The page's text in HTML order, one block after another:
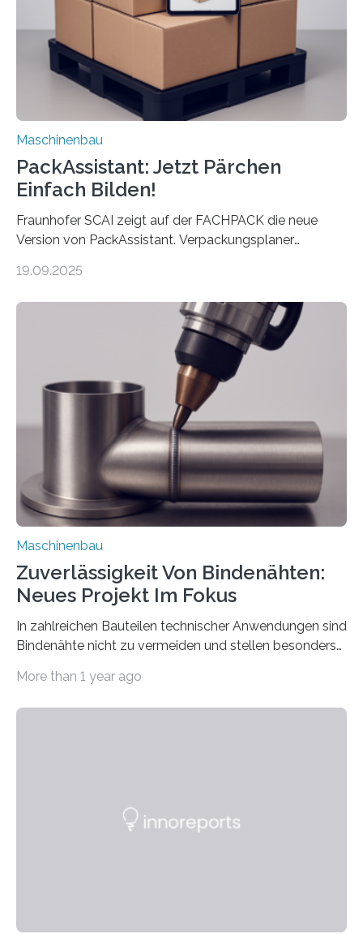
Exemplare pro Stunde. Je nach Maschinentyp und
Auftrag kann das Umrüsten…
Maschinenbau
PackAssistant: Jetzt Pärchen
Einfach Bilden!
Fraunhofer SCAI zeigt auf der FACHPACK die neue
Version von PackAssistant. Verpackungsplaner
Automobil, Maschinenbau und in der Zulieferindustrie.
Teile als eine Einheit verpacken. Die Anordnung kann
der Benutzer vorgeben und erhält so mehr Kontrolle
über die Positionierung der Bauteile. Die ebenfalls neue
Automatisierungsschnittstelle dient dazu, die Software
besser in spezifische Unternehmensprozesse
einzubinden. Sankt Augustin – Zur Messe FACHPACK
vom 23. bis 25. September in Nürnberg…
19.09.2025
Maschinenbau
Zuverlässigkeit Von Bindenähten:
Neues Projekt Im Fokus
In zahlreichen Bauteilen technischer Anwendungen sind
Bindenähte nicht zu vermeiden und stellen besonders
Matrixmaterials eine große Herausforderung dar.
Durch den verstärkten Einsatz von Rezyklaten
More than 1 year ago